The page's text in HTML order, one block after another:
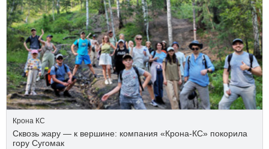
Крона КС
Сквозь жару — к вершине: компания «Крона‑КС» покорила
гору Сугомак